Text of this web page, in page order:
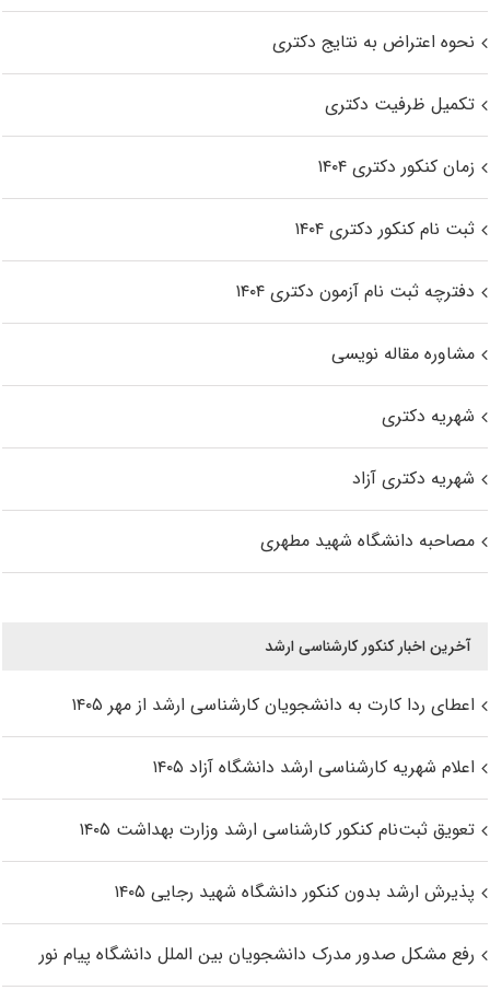
نحوه اعتراض به نتایج دکتری
تکمیل ظرفیت دکتری
زمان کنکور دکتری ۱۴۰۴
ثبت نام کنکور دکتری ۱۴۰۴
دفترچه ثبت نام آزمون دکتری ۱۴۰۴
مشاوره مقاله نویسی
شهریه دکتری
شهریه دکتری آزاد
مصاحبه دانشگاه شهید مطهری
آخرین اخبار کنکور کارشناسی ارشد
اعطای ردا کارت به دانشجویان کارشناسی ارشد از مهر ۱۴۰۵
اعلام شهریه کارشناسی ارشد دانشگاه آزاد ۱۴۰۵
تعویق ثبت‌نام کنکور کارشناسی ارشد وزارت بهداشت ۱۴۰۵
پذیرش ارشد بدون کنکور دانشگاه شهید رجایی ۱۴۰۵
رفع مشکل صدور مدرک دانشجویان بین الملل دانشگاه پیام نور